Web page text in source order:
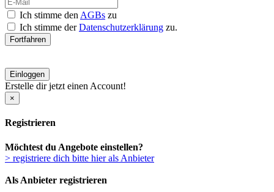
Ich stimme den AGBs zu
Ich stimme derDatenschutzerklärung zu.
Fortfahren
Einloggen
Erstelle dir jetzt einen Account!
×
Registrieren
Möchtest du Angebote einstellen?
> registriere dich bitte hier als Anbieter
Als Anbieter registrieren